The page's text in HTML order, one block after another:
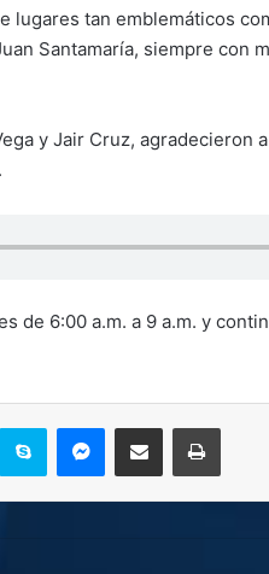
lugares tan emblemáticos
Santamaría, siempre con
y Jair Cruz, agradecieron
de 6:00 a.m. a 9 a.m. y
Skype MessengerCompartir por correo electrónicoImprimir